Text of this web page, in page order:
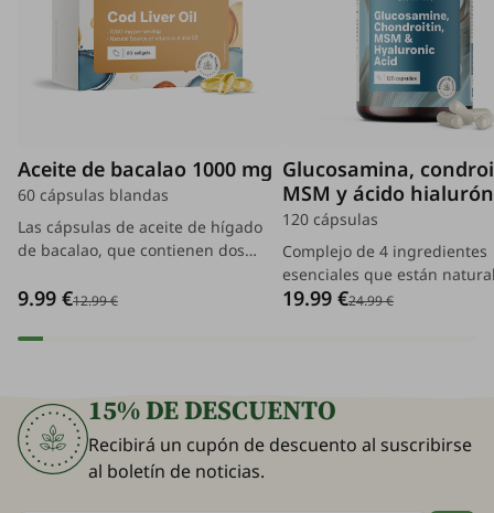
Aceite de bacalao 1000 mg
60 cápsulas blandas
Las cápsulas de aceite de hígado
de bacalao, que contienen dos
a mantener sanos sus huesos y
músculos. Es la respuesta al
9.99 €12.99 €
Glucosamina,
MSM y ácido
120 cápsulas
Complejo de 4 ingredientes
esenciales que están
presentes en nuestras
19.99 €24.99 €
15% DE DESCUENTO
Recibirá un cupón de descuento al suscribirse
al boletín de noticias.